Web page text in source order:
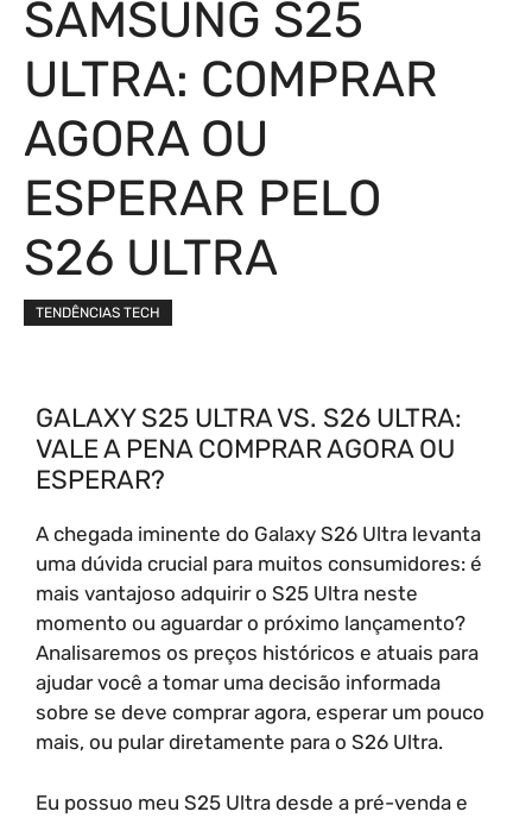
SAMSUNG S25
ULTRA: COMPRAR
AGORA OU
ESPERAR PELO
S26 ULTRA
TENDÊNCIAS TECH
GALAXY S25 ULTRA VS. S26 ULTRA:
VALE A PENA COMPRAR AGORA OU
ESPERAR?
A chegada iminente do Galaxy S26 Ultra levanta
uma dúvida crucial para muitos consumidores: é
mais vantajoso adquirir o S25 Ultra neste
momento ou aguardar o próximo lançamento?
Analisaremos os preços históricos e atuais para
ajudar você a tomar uma decisão informada
sobre se deve comprar agora, esperar um pouco
mais, ou pular diretamente para o S26 Ultra.
Eu possuo meu S25 Ultra desde a pré-venda e